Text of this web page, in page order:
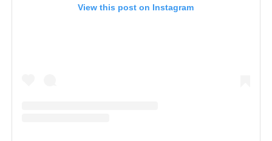
View this post on Instagram